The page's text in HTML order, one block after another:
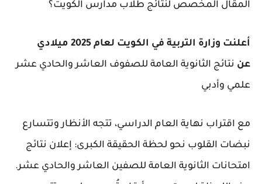
المقال المخصص لنتائج طلاب مدارس الكويت؟
أعلنت وزارة التربية في الكويت لعام 2025 ميلادي
عن نتائج الثانوية العامة للصفوف العاشر والحادي عشر
علمي وأدبي
مع اقتراب نهاية العام الدراسي، تتجه الأنظار وتتسارع
نبضات القلوب نحو لحظة الحقيقة الكبرى: إعلان نتائج
امتحانات الثانوية العامة للصفين العاشر والحادي عشر.